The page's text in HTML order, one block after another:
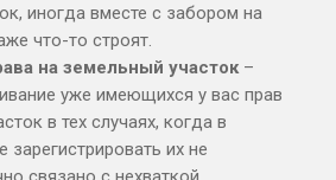
иногда вместе с забором на
что-то строят.
на земельный участок–
уже имеющихся у вас прав
в тех случаях, когда в
их не